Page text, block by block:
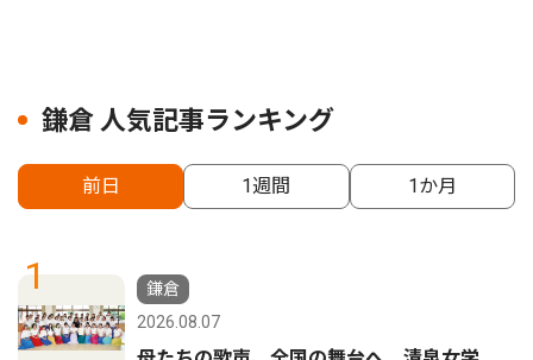
鎌倉 人気記事ランキング
前日 1週間 1か月
1
鎌倉
2026.08.07